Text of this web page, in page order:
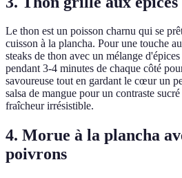
Le thon est un poisson charnu qui se
cuisson à la plancha. Pour une touche
steaks de thon avec un mélange
pendant 3-4 minutes de chaque côté
savoureuse tout en gardant le cœur un
salsa de mangue pour un contraste
fraîcheur irrésistible.
4. Morue à la plancha
poivrons